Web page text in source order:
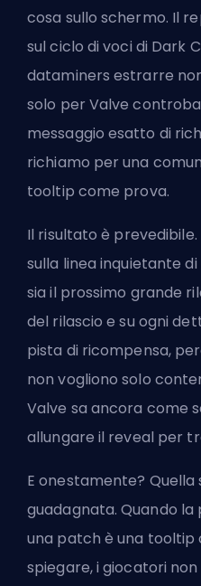
cosa sullo schermo. Il
sul ciclo di voci di Dark
dataminers estrarre
solo per Valve
messaggio esatto di
richiamo per una
tooltip come prova.
Il risultato è prevedibile.
sulla linea inquietante di
sia il prossimo grande
del rilascio e su ogni
pista di ricompensa,
non vogliono solo
Valve sa ancora come
allungare il reveal per
E onestamente?
guadagnata. Quando
una patch è una tooltip
spiegare, i giocatori